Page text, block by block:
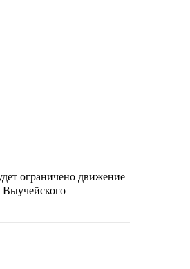
ограничено движение
Выучейского